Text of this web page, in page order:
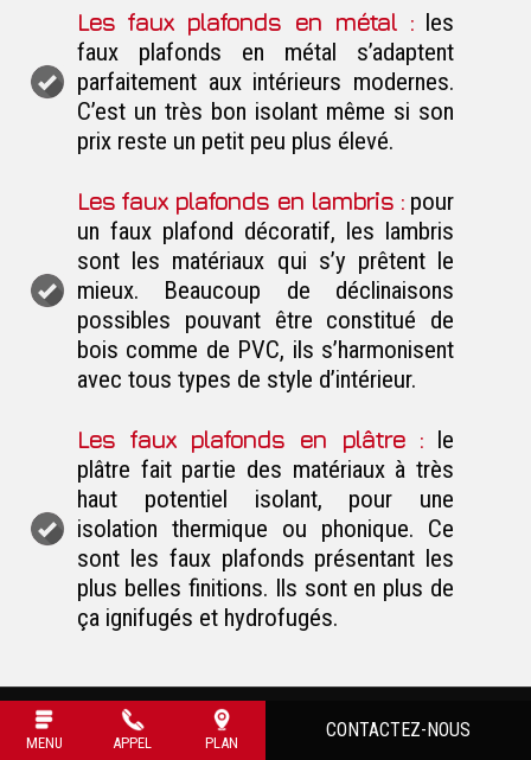
Notre site Internet utilise des cookies. Cela nous permet d'optimiser votre
MENU APPEL PLAN
CONTACTEZ-NOUS
Les faux plafonds en métal :les
faux plafonds en métal s’adaptent
parfaitement aux intérieurs modernes.
C’est un très bon isolant même si son
prix reste un petit peu plus élevé.
Les faux plafonds en lambris : pour
un faux plafond décoratif, les lambris
sont les matériaux qui s’y prêtent le
mieux. Beaucoup de déclinaisons
possibles pouvant être constitué de
bois comme de PVC, ils s’harmonisent
avec tous types de style d’intérieur.
Les faux plafonds en plâtre :le
plâtre fait partie des matériaux à très
haut potentiel isolant, pour une
isolation thermique ou phonique. Ce
sont les faux plafonds présentant les
plus belles finitions. Ils sont en plus de
ça ignifugés et hydrofugés.